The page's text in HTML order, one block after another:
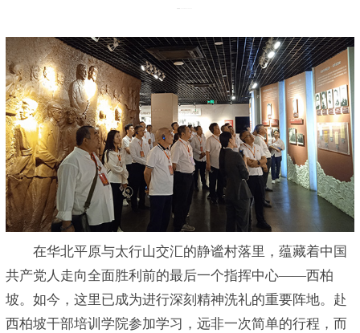
在华北平原与太行山交汇的静谧村落里，蕴藏着中国
共产党人走向全面胜利前的最后一个指挥中心——西柏
坡。如今，这里已成为进行深刻精神洗礼的重要阵地。赴
西柏坡干部培训学院参加学习，远非一次简单的行程，而